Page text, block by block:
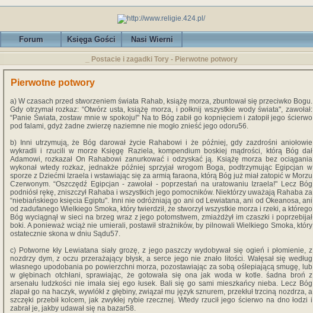
Forum Księga Gości Nasi Wierni
_ Postacie i zagadki Tory - Pierwotne potwory
Pierwotne potwory
a) W czasach przed stworzeniem świata Rahab, książę morza, zbuntował się przeciwko Bogu.
Gdy otrzymał rozkaz: “Otwórz usta, książę morza, i połknij wszystkie wody świata", zawołał:
“Panie Świata, zostaw mnie w spokoju!" Na to Bóg zabił go kopnięciem i zatopił jego ścierwo
pod falami, gdyż żadne zwierzę naziemne nie mogło znieść jego odoru56.
b) Inni utrzymują, że Bóg darował życie Rahabowi i że później, gdy zazdrośni aniołowie
wykradli i rzucili w morze Księgę Raziela, kompendium boskiej mądrości, którą Bóg dał
Adamowi, rozkazał On Rahabowi zanurkować i odzyskać ją. Książę morza bez ociągania
wykonał wtedy rozkaz, jednakże później sprzyjał wrogom Boga, podtrzymując Egipcjan w
sporze z Dziećmi Izraela i wstawiając się za armią faraona, którą Bóg już miał zatopić w Morzu
Czerwonym. “Oszczędź Egipcjan - zawołał - poprzestań na uratowaniu Izraela!" Lecz Bóg
podniósł rękę, zniszczył Rahaba i wszystkich jego pomocników. Niektórzy uważają Rahaba za
“niebiańskiego księcia Egiptu". Inni nie odróżniają go ani od Lewiatana, ani od Okeanosa, ani
od zadufanego Wielkiego Smoka, który twierdził, że stworzył wszystkie morza i rzeki, a którego
Bóg wyciągnął w sieci na brzeg wraz z jego potomstwem, zmiażdżył im czaszki i poprzebijał
boki. A ponieważ wciąż nie umierali, postawił strażników, by pilnowali Wielkiego Smoka, który
ostatecznie skona w dniu Sądu57.
c) Potworne kły Lewiatana siały grozę, z jego paszczy wydobywał się ogień i płomienie, z
nozdrzy dym, z oczu przerażający błysk, a serce jego nie znało litości. Wałęsał się według
własnego upodobania po powierzchni morza, pozostawiając za sobą oślepiającą smugę, lub
w głębinach otchłani, sprawiając, że gotowała się ona jak woda w kotle. śadna broń z
arsenału ludzkości nie imała siej ego łusek. Bali się go sami mieszkańcy nieba. Lecz Bóg
złapał go na haczyk, wywlókł z głębiny, związał mu język sznurem, przekłuł trzciną nozdrza, a
szczęki przebił kolcem, jak zwykłej rybie rzecznej. Wtedy rzucił jego ścierwo na dno łodzi i
zabrał je, jakby udawał się na bazar58.